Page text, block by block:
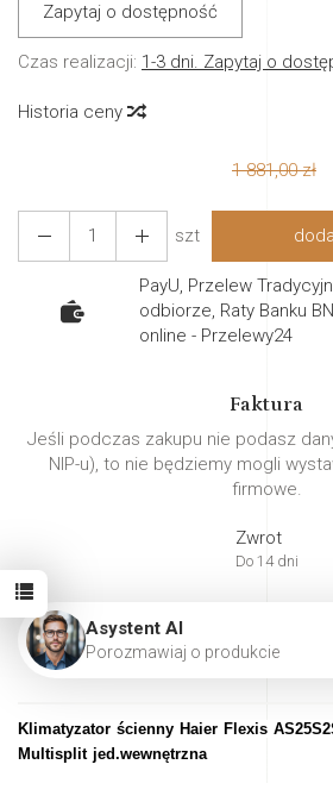
Zapytaj o dostępność
Czas realizacji: 1-3 dni. Zapytaj o
Historia ceny
1 881,00 zł
szt
PayU, Przelew
odbiorze, Raty Banku
online - Przelewy24
Faktura
Jeśli podczas zakupu nie podasz
NIP-u), to nie będziemy mogli
firmowe.
Zwrot
Do 14 dni
Asystent AI
Porozmawiaj o produkcie
Klimatyzator ścienny Haier Flexis
Multisplit jed.wewnętrzna